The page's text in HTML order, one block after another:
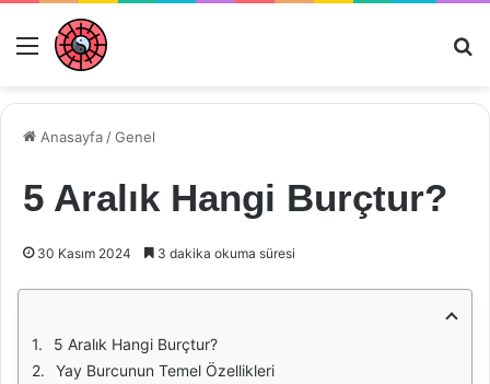
Menü
Anasayfa /Genel
5 Aralık Hangi Burçtur?
30 Kasım 2024 3 dakika okuma süresi
5 Aralık Hangi Burçtur?
Yay Burcunun Temel Özellikleri